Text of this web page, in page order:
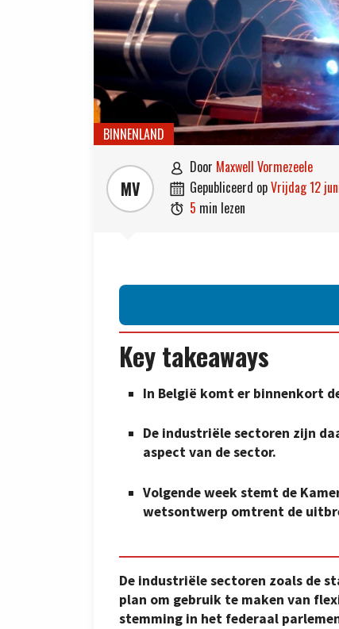
BINNENLAND
MV
 door Maxwell Vormezeele
 gepubliceerd op vrijdag 12
 5 min lezen
Key takeaways
In België komt er binnenkort
De industriële sectoren zijn
aspect van de sector.
Volgende week stemt de
wetsontwerp omtrent de
De industriële sectoren zoals de
plan om gebruik te maken van
stemming in het federaal